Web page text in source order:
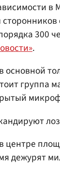
в
300
.
основной
группа
центре
дежурят